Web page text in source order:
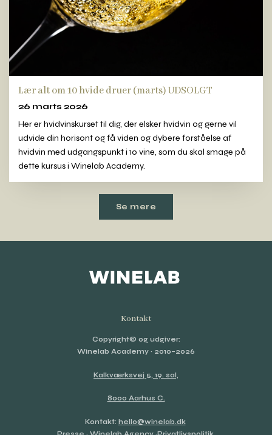
Lær alt om 10 hvide druer (marts) UDSOLGT
26 marts 2026
Her er hvidvinskurset til dig, der elsker hvidvin og gerne vil
udvide din horisont og få viden og dybere forståelse af
hvidvin med udgangspunkt i 10 vine, som du skal smage på
dette kursus i Winelab Academy.
Se mere
Kontakt
Copyright© og udgiver:
Winelab Academy · 2010–2026
Kalkværksvej 5, 19. sal,
8000 Aarhus C.
Kontakt: hello@winelab.dk